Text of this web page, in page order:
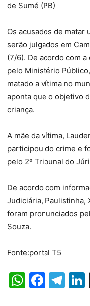
de Sumé (PB)
Os acusados de matar
serão julgados em
(7/6). De acordo com
pelo Ministério
matado a vítima no
aponta que o objetivo
criança.
A mãe da vítima,
participou do crime e
pelo 2º Tribunal do
De acordo com
Judiciária, Paulistinha,
foram pronunciados
Souza.
Fonte:portal T5